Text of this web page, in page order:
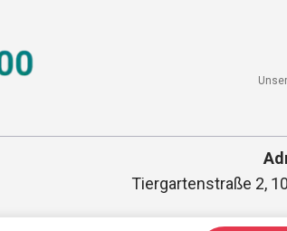
Tiergartenstraße 2,